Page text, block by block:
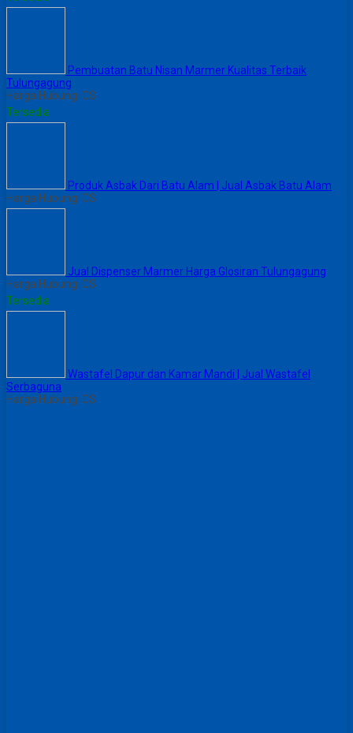
Pembuatan Batu Nisan Marmer Kualitas Terbaik
Tulungagung
Harga Hubungi CS
Tersedia
Produk Asbak Dari Batu Alam | Jual Asbak Batu Alam
Harga Hubungi CS
Jual Dispenser Marmer Harga Glosiran Tulungagung
Harga Hubungi CS
Tersedia
Wastafel Dapur dan Kamar Mandi | Jual Wastafel
Serbaguna
Harga Hubungi CS